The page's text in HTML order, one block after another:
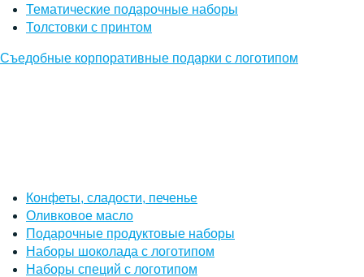
Тематические подарочные наборы
Толстовки с принтом
Съедобные корпоративные подарки с логотипом
Конфеты, сладости, печенье
Оливковое масло
Подарочные продуктовые наборы
Наборы шоколада с логотипом
Наборы специй с логотипом